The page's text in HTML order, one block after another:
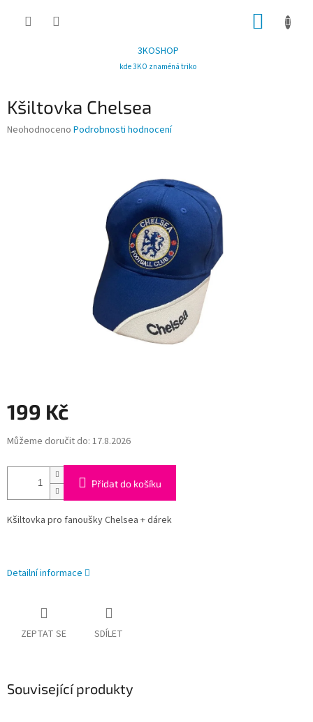
3KOSHOP
kde 3KO znaméná triko
Kšiltovka Chelsea
Průměrné
Neohodnoceno Podrobnosti hodnocení
199 Kč
Měrná
cena:
Můžeme doručit do: 17.8.2026
Přidat do košíku
Kšiltovka pro fanoušky Chelsea + dárek
Detailní informace
ZEPTAT SE SDÍLET
Související produkty